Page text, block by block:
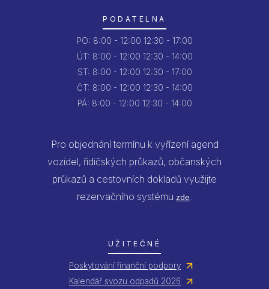
PODATELNA
PO: 8:00 - 12:00 12:30 - 17:00
ÚT: 8:00 - 12:00 12:30 - 14:00
ST: 8:00 - 12:00 12:30 - 17:00
ČT: 8:00 - 12:00 12:30 - 14:00
PÁ: 8:00 - 12:00 12:30 - 14:00
Pro objednání termínu k vyřízení agend
vozidel, řidičských průkazů, občanských
průkazů a cestovních dokladů využijte
rezervačního systému zde.
UŽITEČNÉ
Poskytování finanční podpory
Kalendář svozu odpadů 2026